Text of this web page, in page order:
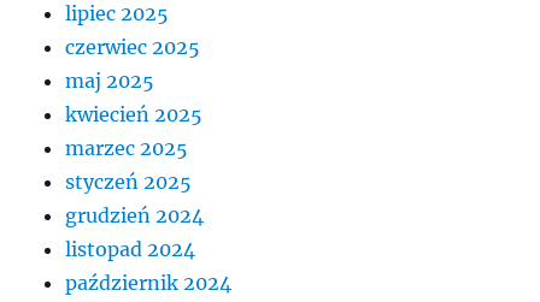
lipiec 2025
czerwiec 2025
maj 2025
kwiecień 2025
marzec 2025
styczeń 2025
grudzień 2024
listopad 2024
październik 2024